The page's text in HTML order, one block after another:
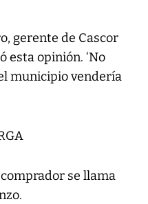
gerente de Cascor
esta opinión. ‘No
municipio vendería
se llama